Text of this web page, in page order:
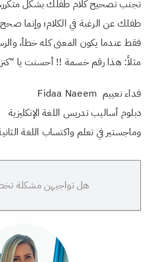
تجنب تصحيح كلام طفلك بشكل متكرر،
طفلك عن الرغبة في الكلام؛ وإنما
فقط عندما يكون المعنى كله خطأ،
مثلاً: هذا رقم خسمة !! أحسنت يا
فداء نعييم Fidaa Naeem
دبلوم أساليب تدريس اللغة الإنكليزية
وماجستير في تعلم واكتساب اللغة
هل تواجيهن مشكلة